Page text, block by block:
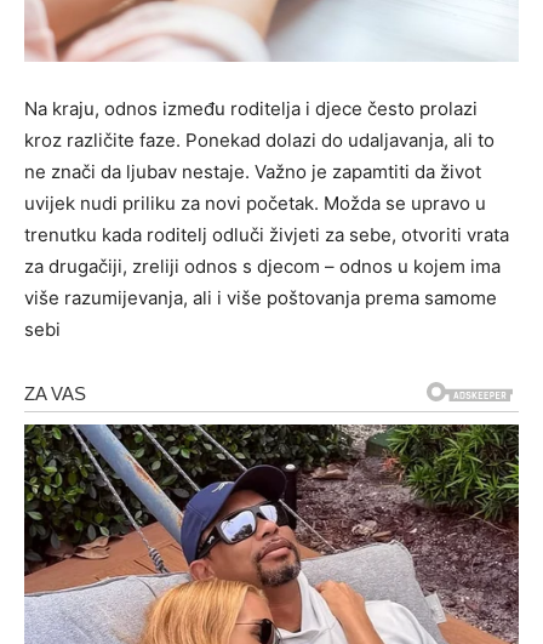
Na kraju, odnos između roditelja i djece često prolazi
kroz različite faze. Ponekad dolazi do udaljavanja, ali to
ne znači da ljubav nestaje. Važno je zapamtiti da život
uvijek nudi priliku za novi početak. Možda se upravo u
trenutku kada roditelj odluči živjeti za sebe, otvoriti vrata
za drugačiji, zreliji odnos s djecom – odnos u kojem ima
više razumijevanja, ali i više poštovanja prema samome
sebi